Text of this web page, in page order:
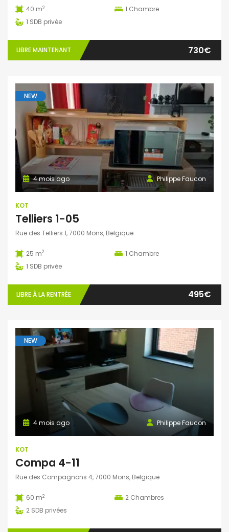
40 m2 1 Chambre
1 SDB privée
LIBRE MAINTENANT 730€
NEW
Philippe Faucon
4 mois ago
KOT
Telliers 1-05
Rue des Telliers 1, 7000 Mons, Belgique
25 m2 1 Chambre
1 SDB privée
LIBRE À LA RENTRÉE 495€
NEW
Philippe Faucon
4 mois ago
KOT
Compa 4-11
Rue des Compagnons 4, 7000 Mons, Belgique
60 m2 2 Chambres
2 SDB privées